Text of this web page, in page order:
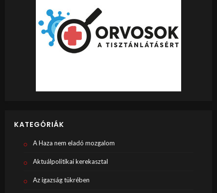
KATEGÓRIÁK
A Haza nem eladó mozgalom
Aktuálpolitikai kerekasztal
Az igazság tükrében